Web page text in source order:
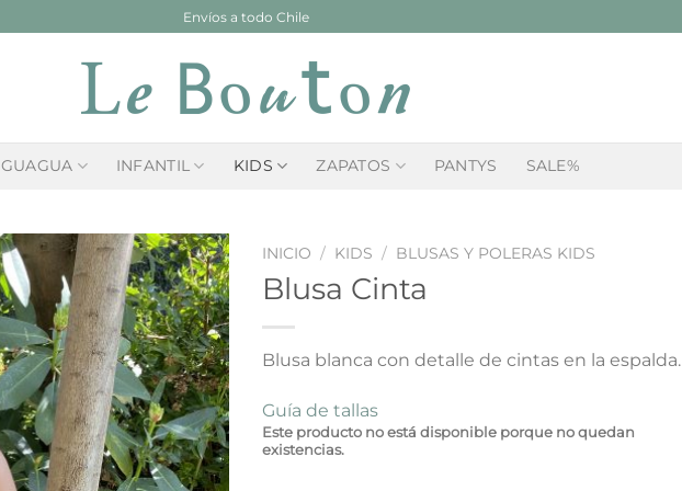
Envíos a todo Chile
GUAGUA INFANTIL KIDS ZAPATOS PANTYS SALE%
INICIO / KIDS / BLUSAS Y POLERAS KIDS
Blusa Cinta
Blusa blanca con detalle de cintas en la espalda.
Guía de tallas
Este producto no está disponible porque no quedan
existencias.